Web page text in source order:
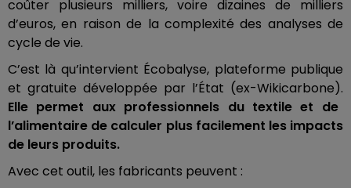
coûter plusieurs milliers, voire dizaines de milliers
d’euros, en raison de la complexité des analyses de
cycle de vie.
C’est là qu’intervient Écobalyse, plateforme publique
et gratuite développée par l’État (ex-Wikicarbone).
Elle permet aux professionnels du textile et de
l’alimentaire de calculer plus facilement les impacts
de leurs produits.
Avec cet outil, les fabricants peuvent :